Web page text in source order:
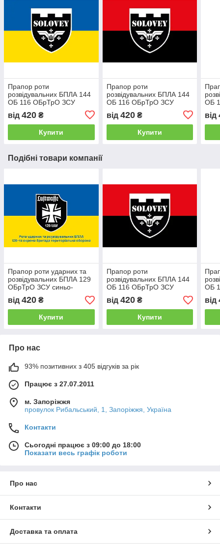
Прапор роти
розвідувальних БПЛА 144
ОБ 116 ОБрТрО ЗСУ
від 420 ₴
Купити
Прапор роти
розвідувальних БПЛА 144
ОБ 116 ОБрТрО ЗСУ
від 420₴
Купити
ОБ
від
Подібні товари компанії
Прапор роти ударних та
розвідувальних БПЛА 129
ОБрТрО ЗСУ синьо-
жовтий 1
від 420 ₴
Купити
Прапор роти
розвідувальних БПЛА 144
ОБ 116 ОБрТрО ЗСУ
червоно-чорний
від 420₴
Купити
ОБ
від
Про нас
93% позитивних з 405 відгуків за рік
Працює з 27.07.2011
м. Запоріжжя
провулок Рибальський, 1, Запоріжжя, Україна
Контакти
Сьогодні працює з 09:00 до 18:00
Показати весь графік роботи
Про нас
Контакти
Доставка та оплата